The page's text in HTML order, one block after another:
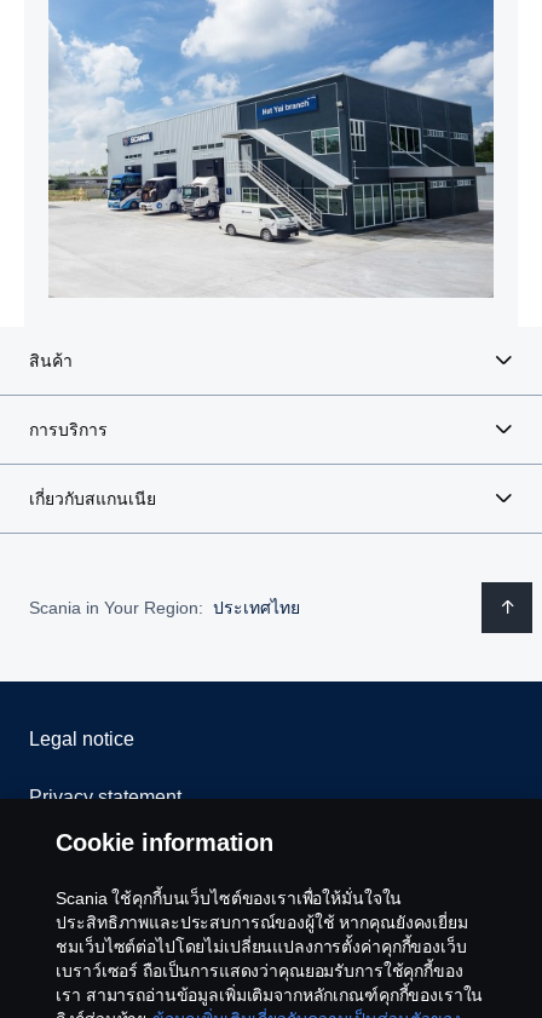
สินค้า
การบริการ
เกี่ยวกับสแกนเนีย
Scania in Your Region: ประเทศไทย
Legal notice
Privacy statement
Cookies
Contact us
Whistleblowing
Cookie information
Scania ใช้คุกกี้บนเว็บไซต์ของเราเพื่อให้มั่นใจใน
ประสิทธิภาพและประสบการณ์ของผู้ใช้ หากคุณยังคงเยี่ยม
ชมเว็บไซต์ต่อไปโดยไม่เปลี่ยนแปลงการตั้งค่าคุกกี้ของเว็บ
เบราว์เซอร์ ถือเป็นการแสดงว่าคุณยอมรับการใช้คุกกี้ของ
เรา สามารถอ่านข้อมูลเพิ่มเติมจากหลักเกณฑ์คุกกี้ของเราใน